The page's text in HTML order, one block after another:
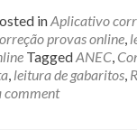
inAplicativo
provas online,
TaggedANEC,
, leitura de gabaritos,
comment